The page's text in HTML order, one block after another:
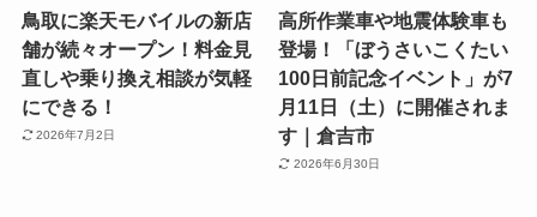
鳥取に楽天モバイルの新店
舗が続々オープン！料金見
直しや乗り換え相談が気軽
にできる！
2026年7月2日
高所作業車や地震体験車も
登場！「ぼうさいこくたい
100日前記念イベント」が7
月11日（土）に開催されま
す｜倉吉市
2026年6月30日